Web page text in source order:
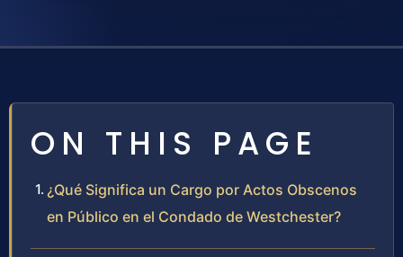
ON THIS PAGE
¿Qué Significa un Cargo por Actos Obscenos
en Público en el Condado de Westchester?